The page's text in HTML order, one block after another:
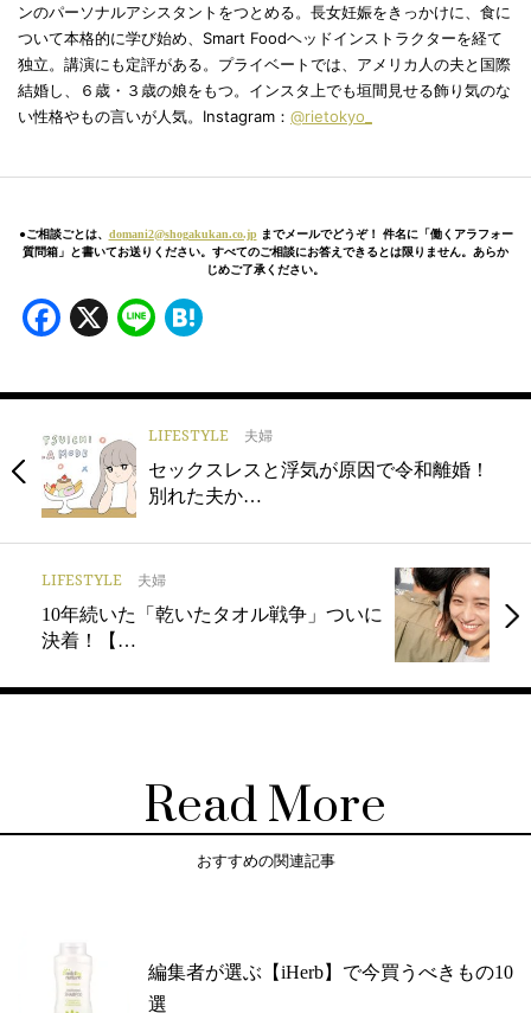
ンのパーソナルアシスタントをつとめる。長女妊娠をきっかけに、食に
ついて本格的に学び始め、Smart Foodヘッドインストラクターを経て
独立。講演にも定評がある。プライベートでは、アメリカ人の夫と国際
結婚し、６歳・３歳の娘をもつ。インスタ上でも垣間見せる飾り気のな
い性格やもの言いが人気。Instagram： @rietokyo_
●ご相談ごとは、 domani2@shogakukan.co.jp までメールでどうぞ！ 件名に「働くアラフォー
質問箱」と書いてお送りください。すべてのご相談にお答えできるとは限りません。あらか
じめご了承ください。
Facebook
X Line
LIFESTYLE 夫婦
セックスレスと浮気が原因で令和離婚！
別れた夫か…
LIFESTYLE 夫婦
10年続いた「乾いたタオル戦争」ついに
決着！【…
Read More
おすすめの関連記事
編集者が選ぶ【iHerb】で今買うべきもの10
選